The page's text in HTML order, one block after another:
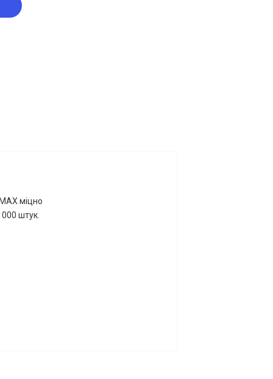
міцно
штук.